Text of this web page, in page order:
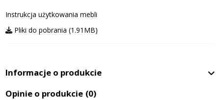
Instrukcja użytkowania mebli
Pliki do pobrania (1.91MB)
Informacje o produkcie
Opinie o produkcie (0)